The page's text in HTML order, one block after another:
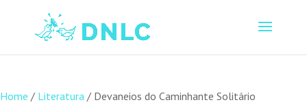
Home / Literatura / Devaneios do Caminhante Solitário